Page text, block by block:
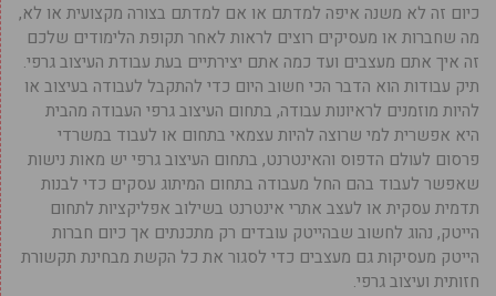
כיום זה לא משנה איפה למדתם או אם למדתם בצורה מקצועית או לא,
מה שחברות או מעסיקים רוצים לראות לאחר תקופת הלימודים שלכם
זה איך אתם מעצבים ועד כמה אתם יצירתיים בעת עבודת העיצוב גרפי.
תיק עבודות הוא הדבר הכי חשוב היום כדי להתקבל לעבודה בעיצוב או
להיות מוזמנים לראיונות עבודה, בתחום העיצוב גרפי העבודה מהבית
היא אפשרית למי שרוצה להיות עצמאי בתחום או לעבוד במשרדי
פרסום לעולם הדפוס והאינטרנט, בתחום העיצוב גרפי יש מאות נישות
שאפשר לעבוד בהם החל מעבודה בתחום המיתוג עסקים כדי לבנות
תדמית עסקית או לעצב אתרי אינטרנט בשילוב אפליקציות לתחום
הייטק, נהוג לחשוב שבהייטק עובדים רק מתכנתים אך כיום חברות
הייטק מעסיקות גם מעצבים כדי לסגור את כל הקשת מבחינת תקשורת
חזותית ועיצוב גרפי.